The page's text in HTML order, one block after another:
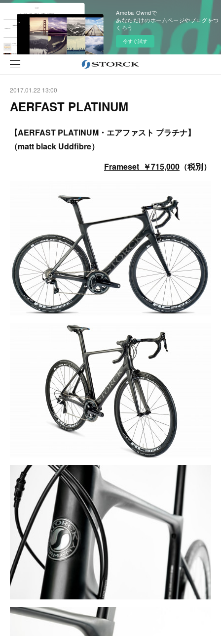
Ameba Owndで
あなただけのホームページやブログをつ
くろう
今すぐ試す
2017.01.22 13:00
AERFAST PLATINUM
【AERFAST PLATINUM・エアファスト プラチナ】
（matt black Uddfibre）
Frameset ￥715,000 （税別）